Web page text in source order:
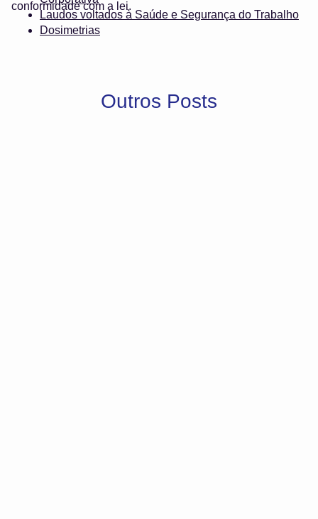
Laudos voltados à Saúde e Segurança do Trabalho
Dosimetrias
conformidade com a lei.
Outros Posts